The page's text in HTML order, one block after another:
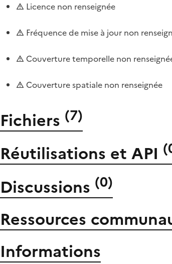
Licence non renseignée
Fréquence de mise à jour non
Couverture temporelle non
Couverture spatiale non renseignée
Fichiers (7)
Réutilisations et API (
Discussions (0)
Ressources
Informations